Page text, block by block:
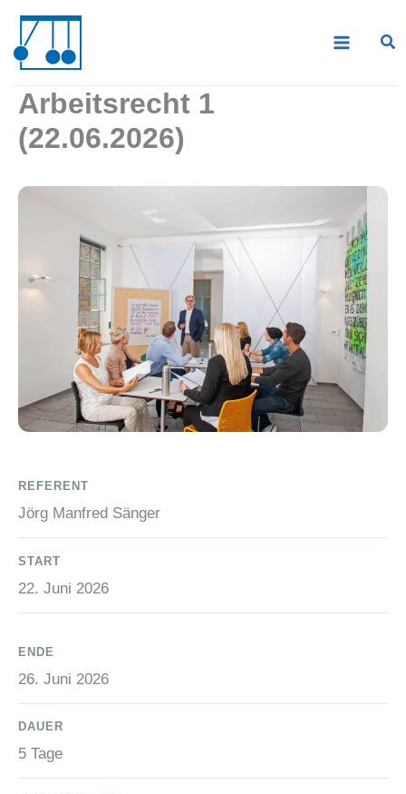
Zum
Inhalt
springen
Arbeitsrecht 1
(22.06.2026)
REFERENT
Jörg Manfred Sänger
START
22. Juni 2026
ENDE
26. Juni 2026
DAUER
5 Tage